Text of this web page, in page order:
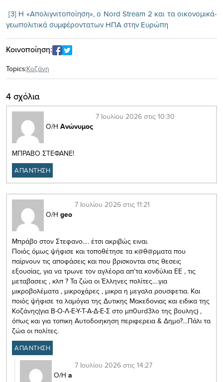
[3] Η «Απολιγνιτοποίηση», ο Nord Stream 2 και τα οικονομικά-
γεωπολιτικά συμφέροντατων ΗΠΑ στην Ευρώπη
Κοινοποίηση:
Topics:Κοζάνη
4 σχόλια
Ο/Η Ανώνυμος
7 Ιουλίου 2026 στις 10:30
ΜΠΡΑΒΟ ΣΤΕΦΑΝΕ!
ΑΠΑΝΤΗΣΗ
Ο/Η geo
7 Ιουλίου 2026 στις 11:21
Μπράβο στον Στεφανο…. έτσι ακριβώς ειναι.
Ποιός όμως ψήφισε και τοποθέτησε τα κ@θ@ρματα που
παίρνουν τις αποφάσεις και που βρισκονται στις θεσεις
εξουσίας, για να τρωνε τον αγλέορα απ’τα κονδύλια ΕΕ , τις
μεταβασεις , κλπ ? Τα ζώα οι Έλληνες πολίτες….για
μικροβολέματα , μικροχάρες , μικρα η μεγαλα ρουσφετια. Και
ποιός ψήφισε τα λαμόγια της Δυτικης Μακεδονιας και ειδικα της
Κοζάνης(για Β-Ο-Λ-Ε-Υ-Τ-Α-Δ-Ε-Σ στο μπ0urd3λο της βουλης) ,
όπως και για τοπικη Αυτοδοιηκηση περιφερεια & Δημο?…Πάλι τα
ζώα οι πολίτες.
ΑΠΑΝΤΗΣΗ
Ο/Η a
7 Ιουλίου 2026 στις 14:27